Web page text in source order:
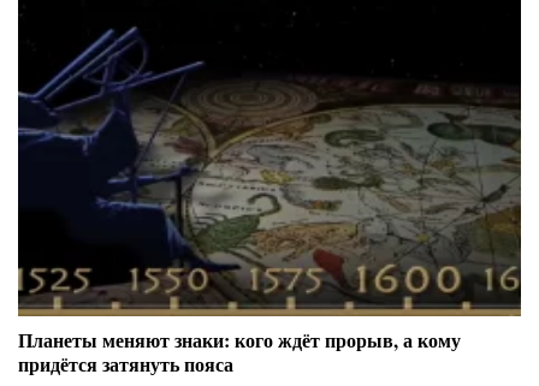
Планеты меняют знаки: кого ждёт прорыв, а кому
придётся затянуть пояса